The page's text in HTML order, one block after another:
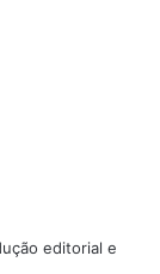
editorial e